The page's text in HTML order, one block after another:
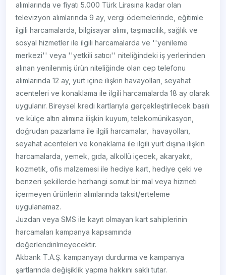
alımlarında ve fiyatı 5.000 Türk Lirasına kadar olan
televizyon alımlarında 9 ay, vergi ödemelerinde, eğitimle
ilgili harcamalarda, bilgisayar alımı, taşımacılık, sağlık ve
sosyal hizmetler ile ilgili harcamalarda ve ''yenileme
merkezi'' veya ''yetkili satıcı'' niteliğindeki iş yerlerinden
alınan yenilenmiş ürün niteliğinde olan cep telefonu
alımlarında 12 ay, yurt içine ilişkin havayolları, seyahat
acenteleri ve konaklama ile ilgili harcamalarda 18 ay olarak
uygulanır. Bireysel kredi kartlarıyla gerçekleştirilecek basılı
ve külçe altın alımına ilişkin kuyum, telekomünikasyon,
doğrudan pazarlama ile ilgili harcamalar, havayolları,
seyahat acenteleri ve konaklama ile ilgili yurt dışına ilişkin
harcamalarda, yemek, gıda, alkollü içecek, akaryakıt,
kozmetik, ofis malzemesi ile hediye kart, hediye çeki ve
benzeri şekillerde herhangi somut bir mal veya hizmeti
içermeyen ürünlerin alımlarında taksit/erteleme
uygulanamaz.
Juzdan veya SMS ile kayıt olmayan kart sahiplerinin
harcamaları kampanya kapsamında
değerlendirilmeyecektir.
Akbank T.A.Ş. kampanyayı durdurma ve kampanya
şartlarında değişiklik yapma hakkını saklı tutar.